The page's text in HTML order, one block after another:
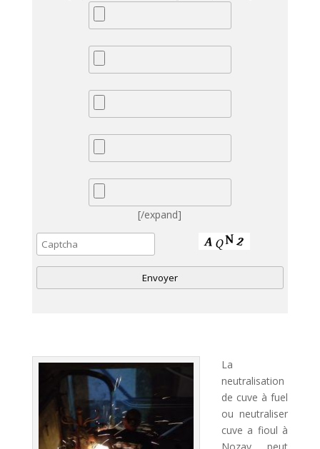
[/expand]
t
La
neutralisation
de cuve à fuel
ou neutraliser
cuve a fioul à